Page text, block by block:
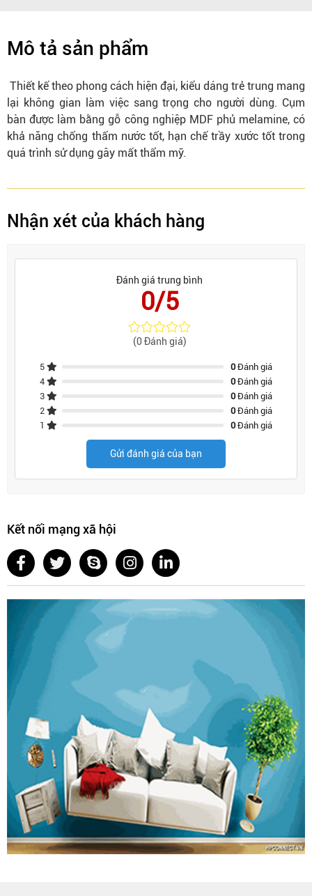
Mô tả sản phẩm
Thiết kế theo phong cách hiện đại, kiểu dáng trẻ trung mang
lại không gian làm việc sang trọng cho người dùng. Cụm
bàn được làm bằng gỗ công nghiệp MDF phủ melamine, có
khả năng chống thấm nước tốt, hạn chế trầy xước tốt trong
quá trình sử dụng gây mất thẩm mỹ.
Nhận xét của khách hàng
Đánh giá trung bình
0/5
(0 Đánh giá)
5 0Đánh giá
4
0Đánh giá
3
0Đánh giá
2
0Đánh giá
1
0Đánh giá
Gửi đánh giá của bạn
Kết nối mạng xã hội